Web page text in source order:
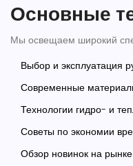
Основные
Мы освещаем широкий
Выбор и эксплуатация
Современные
Технологии гидро- и
Советы по экономии
Обзор новинок на